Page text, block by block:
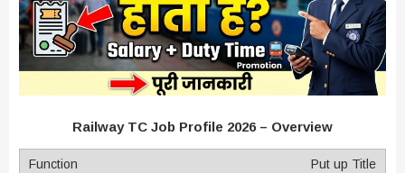
Railway TC Job Profile 2026 – Overview
Put up Title